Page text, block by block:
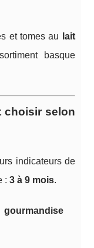
et tomes au
lait
basque
choisir selon
indicateurs de
: 3 à 9 mois.